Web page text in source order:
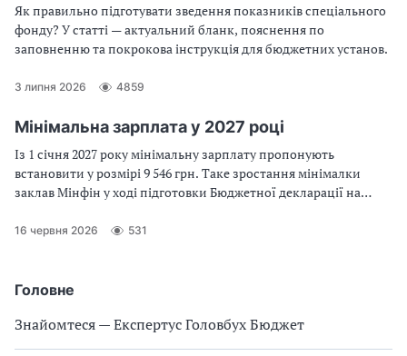
Головне
Знайомтеся — Експертус Головбух Бюджет
Як правильно підготувати зведення показників спеціального
фонду? У статті — актуальний бланк, пояснення по
заповненню та покрокова інструкція для бюджетних установ.
3 липня 2026 4859
Мінімальна зарплата у 2027 році
Із 1 січня 2027 року мінімальну зарплату пропонують
встановити у розмірі 9 546 грн. Таке зростання мінімалки
заклав Мінфін у ході підготовки Бюджетної декларації на
України на 2027 рік. На що вплине зміна мінімальної зарплати
16 червня 2026 531